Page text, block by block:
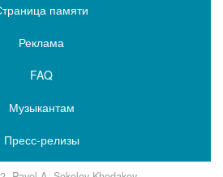
памяти
Реклама
FAQ
Музыкантам
Пресс-релизы